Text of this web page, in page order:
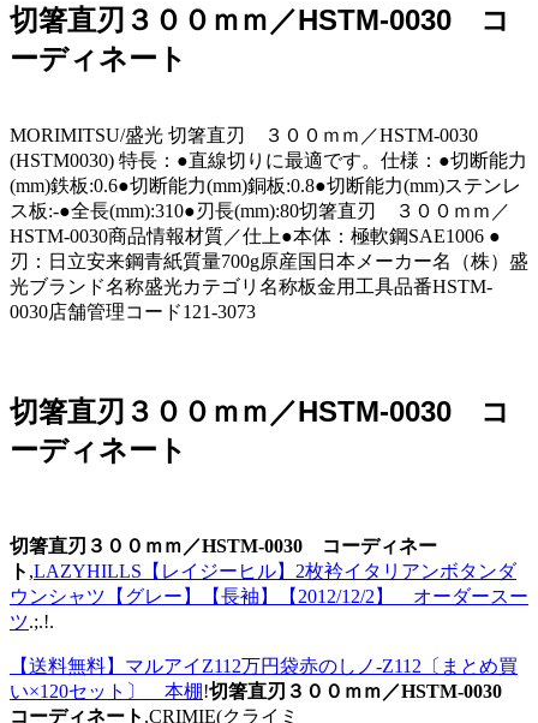
切箸直刃３００ｍｍ／HSTM-0030 コ
ーディネート
MORIMITSU/盛光 切箸直刃 ３００ｍｍ／HSTM-0030
(HSTM0030) 特長：●直線切りに最適です。仕様：●切断能力
(mm)鉄板:0.6●切断能力(mm)銅板:0.8●切断能力(mm)ステンレ
ス板:-●全長(mm):310●刃長(mm):80切箸直刃 ３００ｍｍ／
HSTM-0030商品情報材質／仕上●本体：極軟鋼SAE1006 ●
刃：日立安来鋼青紙質量700g原産国日本メーカー名（株）盛
光ブランド名称盛光カテゴリ名称板金用工具品番HSTM-
0030店舗管理コード121-3073
切箸直刃３００ｍｍ／HSTM-0030 コ
ーディネート
切箸直刃３００ｍｍ／HSTM-0030 コーディネー
ト ,LAZYHILLS【レイジーヒル】2枚衿イタリアンボタンダ
ウンシャツ【グレー】【長袖】【2012/12/2】 オーダースー
ツ.;.!.
【送料無料】マルアイZ112万円袋赤のしノ-Z112〔まとめ買
い×120セット〕 本棚!切箸直刃３００ｍｍ／HSTM-0030
コーディネート ,CRIMIE(クライミ